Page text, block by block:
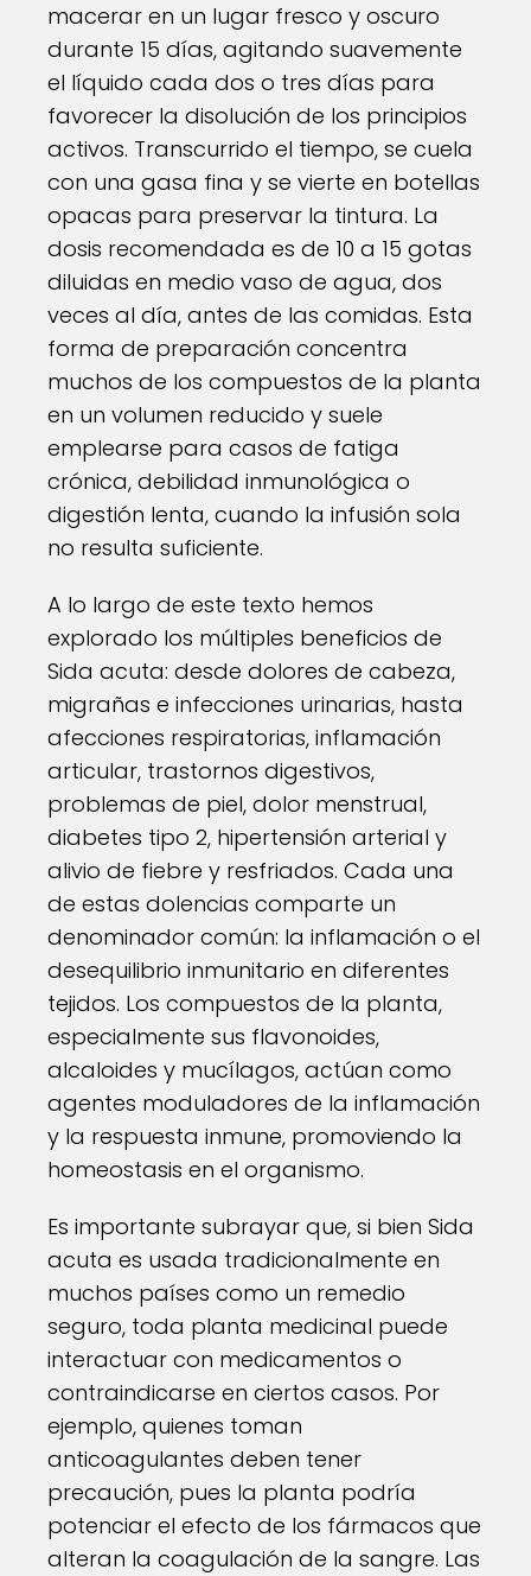
macerar en un lugar fresco y oscuro
durante 15 días, agitando suavemente
el líquido cada dos o tres días para
favorecer la disolución de los principios
activos. Transcurrido el tiempo, se cuela
con una gasa fina y se vierte en botellas
opacas para preservar la tintura. La
dosis recomendada es de 10 a 15 gotas
diluidas en medio vaso de agua, dos
veces al día, antes de las comidas. Esta
forma de preparación concentra
muchos de los compuestos de la planta
en un volumen reducido y suele
emplearse para casos de fatiga
crónica, debilidad inmunológica o
digestión lenta, cuando la infusión sola
no resulta suficiente.
A lo largo de este texto hemos
explorado los múltiples beneficios de
Sida acuta: desde dolores de cabeza,
migrañas e infecciones urinarias, hasta
afecciones respiratorias, inflamación
articular, trastornos digestivos,
problemas de piel, dolor menstrual,
diabetes tipo 2, hipertensión arterial y
alivio de fiebre y resfriados. Cada una
de estas dolencias comparte un
denominador común: la inflamación o el
desequilibrio inmunitario en diferentes
tejidos. Los compuestos de la planta,
especialmente sus flavonoides,
alcaloides y mucílagos, actúan como
agentes moduladores de la inflamación
y la respuesta inmune, promoviendo la
homeostasis en el organismo.
Es importante subrayar que, si bien Sida
acuta es usada tradicionalmente en
muchos países como un remedio
seguro, toda planta medicinal puede
interactuar con medicamentos o
contraindicarse en ciertos casos. Por
ejemplo, quienes toman
anticoagulantes deben tener
precaución, pues la planta podría
potenciar el efecto de los fármacos que
alteran la coagulación de la sangre. Las